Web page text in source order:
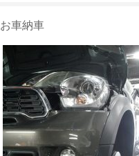
お車納車